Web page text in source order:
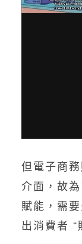
但電子商
介面，故
賦能，需
出消費者 “